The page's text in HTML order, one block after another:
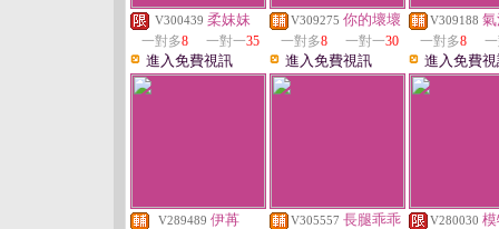
V300439 柔妹妹
一對多8 一對一35
進入免費視訊
V309275 你的壞壞
一對多8 一對一30
進入免費視訊
V309188
一對多8
進入免費
V289489 伊苒 V305557 長腿乖乖 V280030